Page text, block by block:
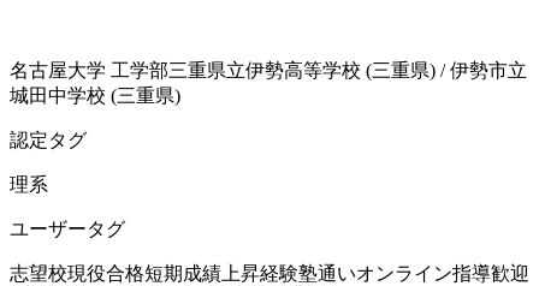
名古屋大学 工学部三重県立伊勢高等学校 (三重県) /伊勢市立
城田中学校 (三重県)
認定タグ
理系
ユーザータグ
志望校現役合格短期成績上昇経験塾通いオンライン指導歓迎